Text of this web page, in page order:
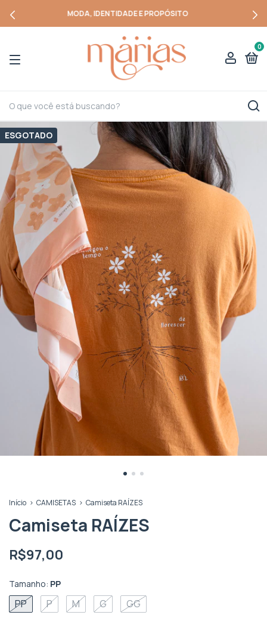
MODA, IDENTIDADE E PROPÓSITO
0
ESGOTADO
Início > CAMISETAS > Camiseta RAÍZES
Camiseta RAÍZES
R$97,00
Tamanho: PP
PP P M G GG